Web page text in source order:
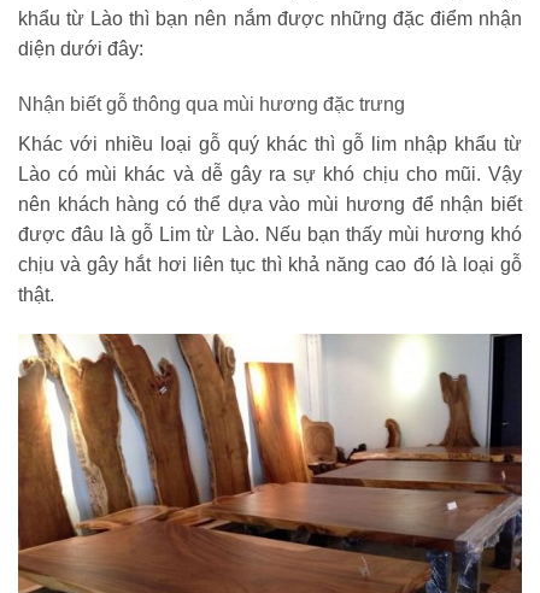
khẩu từ Lào thì bạn nên nắm được những đặc điểm nhận
diện dưới đây:
Nhận biết gỗ thông qua mùi hương đặc trưng
Khác với nhiều loại gỗ quý khác thì gỗ lim nhập khẩu từ
Lào có mùi khác và dễ gây ra sự khó chịu cho mũi. Vậy
nên khách hàng có thể dựa vào mùi hương để nhận biết
được đâu là gỗ Lim từ Lào. Nếu bạn thấy mùi hương khó
chịu và gây hắt hơi liên tục thì khả năng cao đó là loại gỗ
thật.